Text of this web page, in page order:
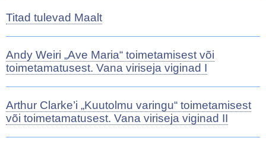
Titad tulevad Maalt
Andy Weiri „Ave Maria“ toimetamisest või
toimetamatusest. Vana viriseja viginad I
Arthur Clarke’i „Kuutolmu varingu“ toimetamisest
või toimetamatusest. Vana viriseja viginad II